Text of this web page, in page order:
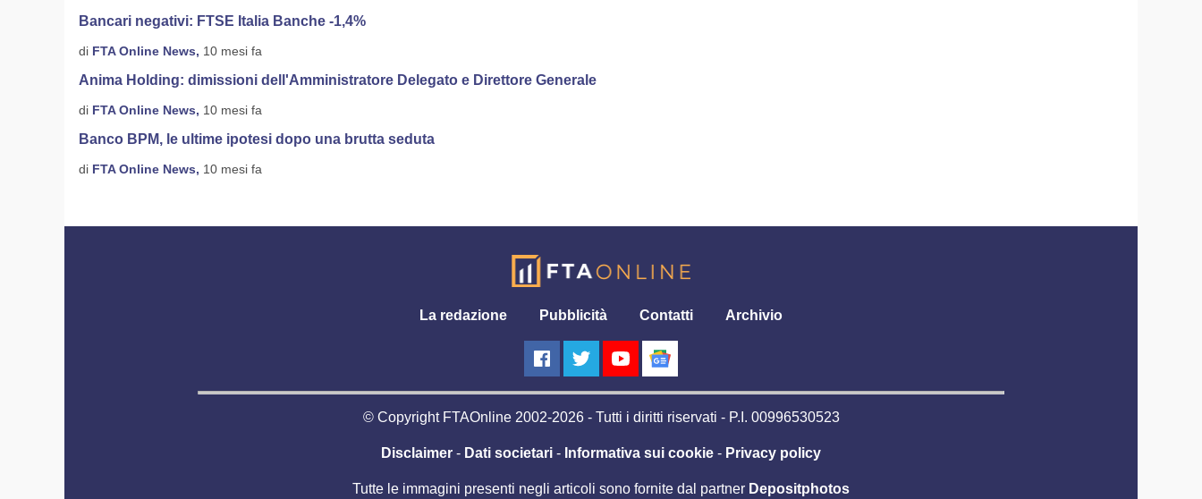
Bancari negativi: FTSE Italia Banche -1,4%
di FTA Online News, 10 mesi fa
Anima Holding: dimissioni dell'Amministratore Delegato e Direttore Generale
di FTA Online News, 10 mesi fa
Banco BPM, le ultime ipotesi dopo una brutta seduta
di FTA Online News, 10 mesi fa
La redazione Pubblicità Contatti Archivio
© Copyright FTAOnline 2002-2026 - Tutti i diritti riservati - P.I. 00996530523
Disclaimer - Dati societari - Informativa sui cookie - Privacy policy
Tutte le immagini presenti negli articoli sono fornite dal partner Depositphotos